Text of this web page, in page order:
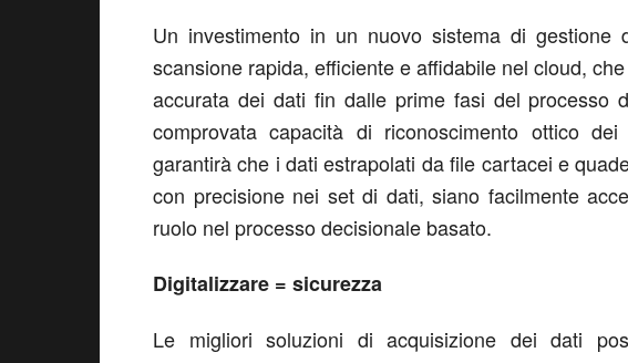
Un investimento in un nuovo sistema di gestione
scansione rapida, efficiente e affidabile nel cloud,
accurata dei dati fin dalle prime fasi del processo
comprovata capacità di riconoscimento ottico
garantirà che i dati estrapolati da file cartacei e
con precisione nei set di dati, siano facilmente
ruolo nel processo decisionale basato.
Digitalizzare = sicurezza
Le migliori soluzioni di acquisizione dei dati